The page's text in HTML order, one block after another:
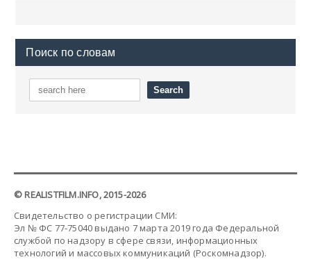
Поиск по словам
© REALISTFILM.INFO, 2015-2026
Свидетельство о регистрации СМИ:
Эл № ФС 77-75040 выдано 7 марта 2019 года Федеральной
службой по надзору в сфере связи, информационных
технологий и массовых коммуникаций (Роскомнадзор).